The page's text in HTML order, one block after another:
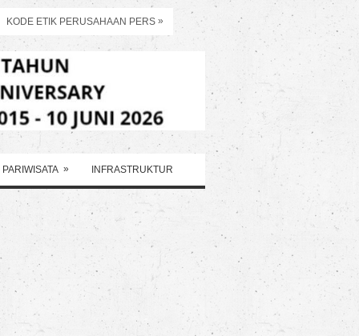
KODE ETIK PERUSAHAAN PERS »
PARIWISATA » INFRASTRUKTUR